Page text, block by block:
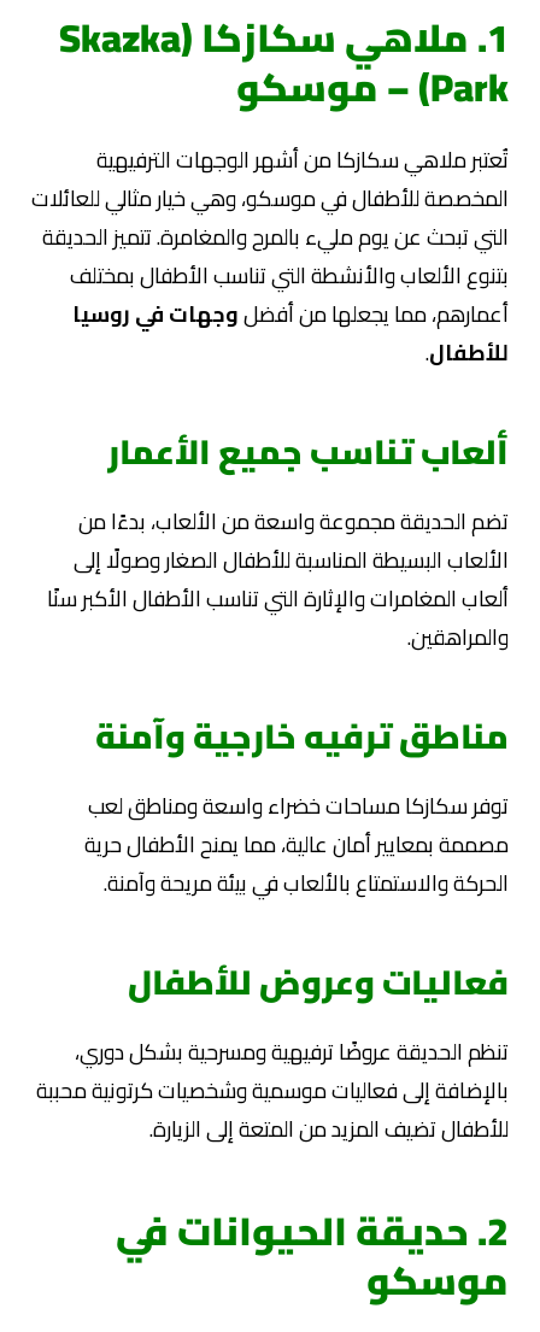
1. ملاهي سكازكا (Skazka
Park) – موسكو
تُعتبر ملاهي سكازكا من أشهر الوجهات الترفيهية
المخصصة للأطفال في موسكو، وهي خيار مثالي للعائلات
التي تبحث عن يوم مليء بالمرح والمغامرة. تتميز الحديقة
بتنوع الألعاب والأنشطة التي تناسب الأطفال بمختلف
أعمارهم، مما يجعلها من أفضلوجهات في روسيا
للأطفال.
ألعاب تناسب جميع الأعمار
تضم الحديقة مجموعة واسعة من الألعاب، بدءًا من
الألعاب البسيطة المناسبة للأطفال الصغار وصولًا إلى
ألعاب المغامرات والإثارة التي تناسب الأطفال الأكبر سنًا
والمراهقين.
مناطق ترفيه خارجية وآمنة
توفر سكازكا مساحات خضراء واسعة ومناطق لعب
مصممة بمعايير أمان عالية، مما يمنح الأطفال حرية
الحركة والاستمتاع بالألعاب في بيئة مريحة وآمنة.
فعاليات وعروض للأطفال
تنظم الحديقة عروضًا ترفيهية ومسرحية بشكل دوري،
بالإضافة إلى فعاليات موسمية وشخصيات كرتونية محببة
للأطفال تضيف المزيد من المتعة إلى الزيارة.
2. حديقة الحيوانات في
موسكو